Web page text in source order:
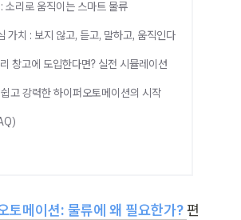
소리로 움직이는 스마트 물류
가치 : 보지 않고, 듣고, 말하고, 움직인다
창고에 도입한다면? 실전 시뮬레이션
고 강력한 하이퍼오토메이션의 시작
토메이션: 물류에 왜 필요한가?편